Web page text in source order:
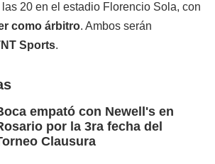
20 en el estadio Florencio Sola, con
como árbitro. Ambos serán
Sports.
empató con Newell's en
por la 3ra fecha del
Clausura